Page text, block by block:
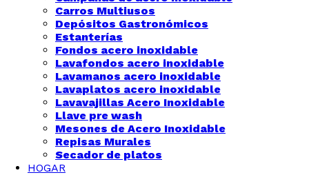
Carros Multiusos
Depósitos Gastronómicos
Estanterías
Fondos acero inoxidable
Lavafondos acero inoxidable
Lavamanos acero inoxidable
Lavaplatos acero inoxidable
Lavavajillas Acero Inoxidable
Llave pre wash
Mesones de Acero Inoxidable
Repisas Murales
Secador de platos
HOGAR